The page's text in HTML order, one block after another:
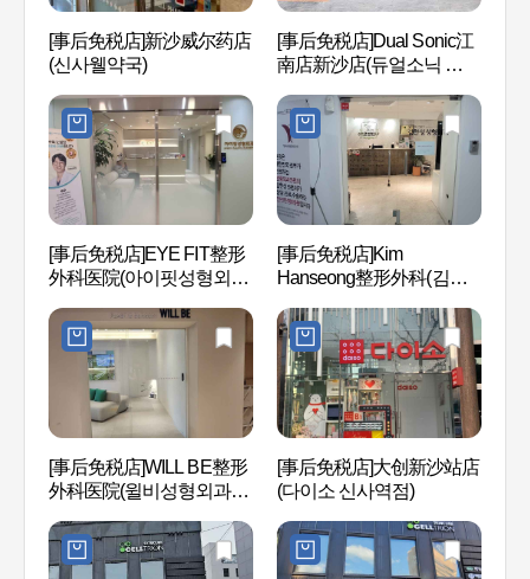
[事后免税店]新沙威尔药店
(신사웰약국)
[事后免税店]Dual Sonic江
南店新沙店(듀얼소닉 강남
[事后免税店]EYE FIT整形
外科医院(아이핏성형외과
[事后免税店]Kim
Hanseong整形外科(김한
[事后免税店]WILL BE整形
外科医院(윌비성형외과의
[事后免税店]大创新沙站店
(다이소 신사역점)